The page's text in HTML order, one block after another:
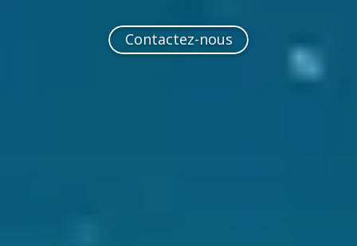
Contactez-nous